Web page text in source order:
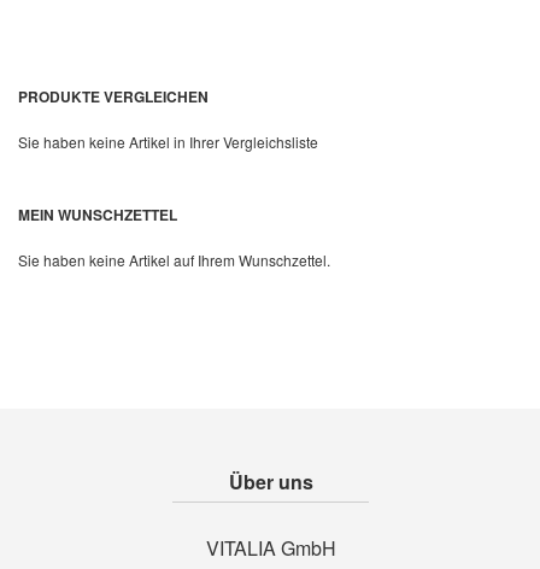
PRODUKTE VERGLEICHEN
Sie haben keine Artikel in Ihrer Vergleichsliste
MEIN WUNSCHZETTEL
Sie haben keine Artikel auf Ihrem Wunschzettel.
Über uns
VITALIA GmbH